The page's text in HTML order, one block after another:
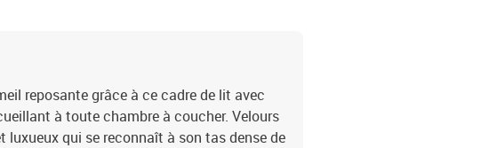
reposante grâce à ce cadre de lit avec
à toute chambre à coucher. Velours
luxueux qui se reconnaît à son tas dense de